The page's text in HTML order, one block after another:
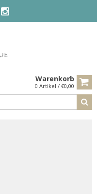
Warenkorb
0 Artikel / €0,00